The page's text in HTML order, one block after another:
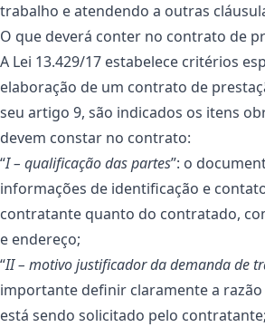
trabalho e atendendo a outras
O que deverá conter no contrato de
A Lei 13.429/17 estabelece critérios
elaboração de um contrato de
seu artigo 9, são indicados os itens
devem constar no contrato:
“I – qualificação das partes”: o
informações de identificação e
contratante quanto do contratado,
e endereço;
“II – motivo justificador da demanda de
importante definir claramente a razão
está sendo solicitado pelo contratante;